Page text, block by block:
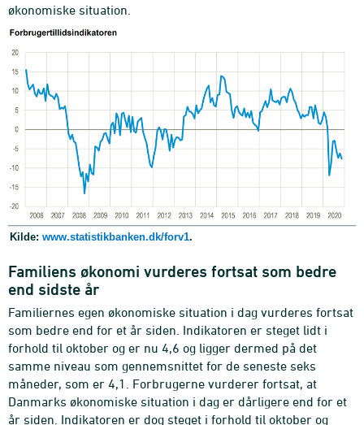
økonomiske situation.
Kilde: www.statistikbanken.dk/forv1.
Familiens økonomi vurderes fortsat som bedre
end sidste år
Familiernes egen økonomiske situation i dag vurderes fortsat
som bedre end for et år siden. Indikatoren er steget lidt i
forhold til oktober og er nu 4,6 og ligger dermed på det
samme niveau som gennemsnittet for de seneste seks
måneder, som er 4,1. Forbrugerne vurderer fortsat, at
Danmarks økonomiske situation i dag er dårligere end for et
år siden. Indikatoren er dog steget i forhold til oktober og